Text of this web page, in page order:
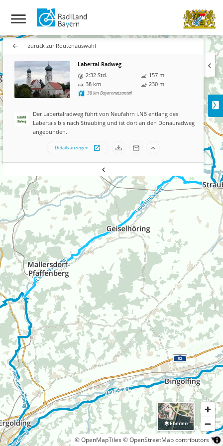
5 km
© OpenMapTiles © OpenStreetMap contributors
Ebenen
zurück zur Routenauswahl
Labertal-Radweg
157 m
38km 230 m
38km Bayernnetzanteil
Der Labertalradweg führt von Neufahrn i.NB
Labertals bis nach Straubing und ist dort an den
Details anzeigen